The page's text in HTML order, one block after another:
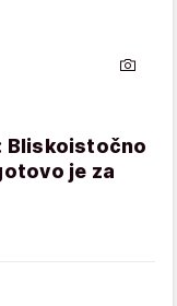
Bliskoistočno
je za